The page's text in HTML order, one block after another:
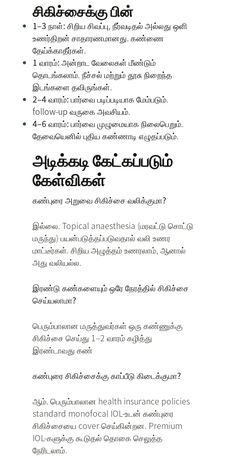
சிகிச்சைக்கு பின்
1–3 நாள்:சிறிய சிவப்பு, நீர்வடிதல் அல்லது ஒளி
உணர்திறன் சாதாரணமானது. கண்ணை
தேய்க்காதீர்கள்.
1 வாரம்:அன்றாட வேலைகள் மீண்டும்
தொடங்கலாம். நீச்சல் மற்றும் தூசு நிறைந்த
இடங்களை தவிருங்கள்.
2–4 வாரம்:பார்வை படிப்படியாக மேம்படும்.
follow-up வருகை அவசியம்.
4–6 வாரம்:பார்வை முழுமையாக நிலைபெறும்.
தேவையெனில் புதிய கண்ணாடி எழுதப்படும்.
அடிக்கடி கேட்கப்படும்
கேள்விகள்
கண்புரை அறுவை சிகிச்சை வலிக்குமா?
இல்லை. Topical anaesthesia (மரவட்டு சொட்டு
மருந்து) பயன்படுத்தப்படுவதால் வலி உணர
மாட்டீர்கள். சிறிய அழுத்தம் உணரலாம், ஆனால்
அது வலியல்ல.
இரண்டு கண்களையும் ஒரே நேரத்தில் சிகிச்சை
செய்யலாமா?
பெரும்பாலான மருத்துவர்கள் ஒரு கண்ணுக்கு
சிகிச்சை செய்து 1–2 வாரம் கழித்து
இரண்டாவது கண்
கண்புரை சிகிச்சைக்கு காப்பீடு கிடைக்குமா?
ஆம். பெரும்பாலான health insurance policies
standard monofocal IOL-உடன் கண்புரை
சிகிச்சையை cover செய்கின்றன. Premium
IOL-களுக்கு கூடுதல் தொகை செலுத்த
நேரிடலாம்.